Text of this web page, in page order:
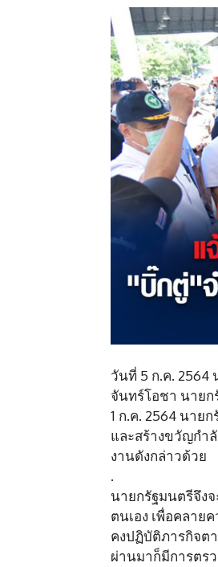
วันที่ 5 ก.ค. 2564
จันทร์โอชา นายก
1 ก.ค. 2564 นาย
และสร้างขวัญกำ
งานดังกล่าวด้วย
.
นายกรัฐมนตรีจึง
ตนเอง เพื่อคลาย
คงปฏิบัติภารกิจต
ผ่านมาก็มีการตร